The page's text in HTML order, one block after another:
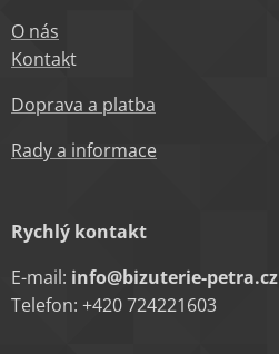
O nás
Kontakt
Doprava a platba
Rady a informace
Rychlý kontakt
E-mail: info@bizuterie-petra.cz
Telefon: +420 724221603